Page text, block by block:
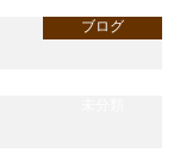
ブログ